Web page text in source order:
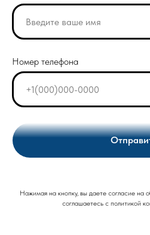
Номер телефона
Нажимая на кнопку, вы даете согласие на
соглашаетесь c политикой